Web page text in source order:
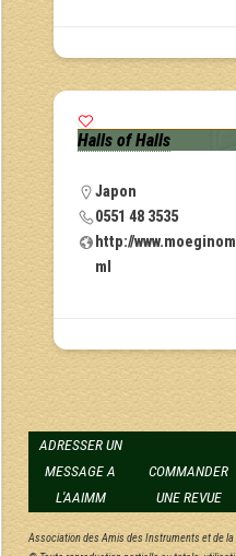
Halls of Halls
Japon
0551 48 3535
http://
ml
ADRESSER UN
MESSAGE A
L'AAIMM
COMMANDER
UNE REVUE
Association des Amis des Instruments et de